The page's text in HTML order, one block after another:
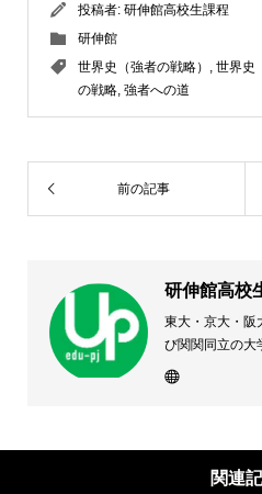
投稿者: 研伸館高校生課程
研伸館
世界史（強者の戦略）
世界史
の戦略 強者への道
前の記事
研伸館高校
東大・京大・阪
び関関同立の大
ださい。 大阪(
関連